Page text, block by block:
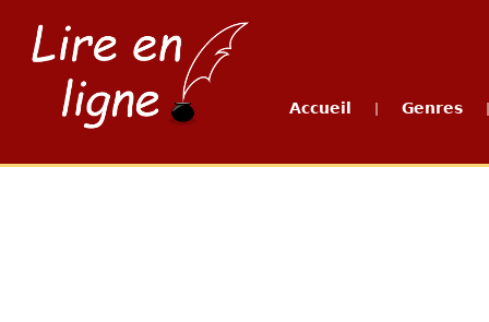
Accueil Genres